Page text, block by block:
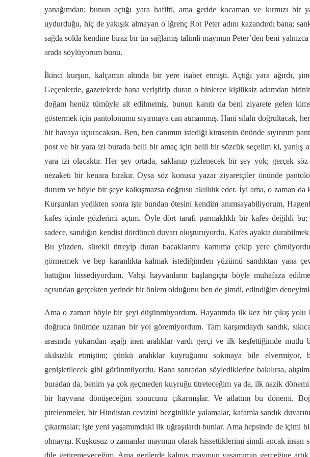
yanağımdan; bunun açtığı yara hafifti, ama geride kocaman ve kırmızı bir
uydurduğu, hiç de yakışık almayan o iğrenç Rot Peter adını kazandırdı bana;
sağda solda kendine biraz bir ün sağlamış talimli maymun Peter’den beni
arada söylüyorum bunu.
İkinci kurşun, kalçamın altında bir yere isabet etmişti. Açtığı yara ağırdı,
Geçenlerde, gazetelerde bana veriştirip duran o binlerce kişiliksiz adamdan
doğam henüz tümüyle alt edilmemiş, bunun kanıtı da beni ziyarete gelen
göstermek için pantolonumu sıyırmaya can atmammış. Hani silahı doğrultacak,
bir havaya uçuracaksın. Ben, ben canımın istediği kimsenin önünde sıyırırım
post ve bir yara izi burada belli bir amaç için belli bir sözcük seçelim ki, yanlış
yara izi olacaktır. Her şey ortada, saklanıp gizlenecek bir şey yok; gerçek
nezaketi bir kenara bırakır. Oysa söz konusu yazar ziyaretçiler önünde
durum ve böyle bir şeye kalkışmazsa doğrusu akıllılık eder. İyi ama, o zaman da
Kurşunları yedikten sonra işte bundan ötesini kendim anımsayabiliyorum,
kafes içinde gözlerimi açtım. Öyle dört tarafı parmaklıklı bir kafes değildi bu;
sadece, sandığın kendisi dördüncü duvarı oluşturuyordu. Kafes ayakta
Bu yüzden, sürekli titreyip duran bacaklarımı karnıma çekip yere
görmemek ve hep karanlıkta kalmak istediğimden yüzümü sandıktan yana
battığını hissediyordum. Vahşi hayvanların başlangıçta böyle muhafaza
açısından gerçekten yerinde bir önlem olduğunu ben de şimdi, edindiğim
Ama o zaman böyle bir şeyi düşünmüyordum. Hayatımda ilk kez bir çıkış yolu
doğruca önümde uzanan bir yol göremiyordum. Tam karşımdaydı sandık,
arasında yukarıdan aşağı inen aralıklar vardı gerçi ve ilk keşfettiğimde mutlu
akılsızlık etmiştim; çünkü aralıklar kuyruğumu sokmaya bile
genişletilecek gibi görünmüyordu. Bana sonradan söylediklerine bakılırsa,
buradan da, benim ya çok geçmeden kuyruğu titreteceğim ya da, ilk nazik dönemi
bir hayvana dönüşeceğim sonucunu çıkarmışlar. Ve atlattım bu dönemi.
pirelenmeler, bir Hindistan cevizini bezginlikle yalamalar, kafamla sandık
çıkarmalar; işte yeni yaşamımdaki ilk uğraşılardı bunlar. Ama hepsinde de içimi
olmayışı. Kuşkusuz o zamanlar maymun olarak hissettiklerimi şimdi ancak
dile getiremeyeceğim. Ama gerilerde kalmış maymun yaşamımın gerçeğine